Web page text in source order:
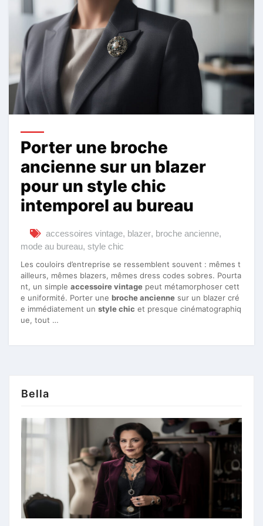
Porter une broche
ancienne sur un blazer
pour un style chic
intemporel au bureau
accessoires vintage, blazer, broche ancienne,
mode au bureau, style chic
Les couloirs d’entreprise se ressemblent souvent : mêmes t
ailleurs, mêmes blazers, mêmes dress codes sobres. Pourta
nt, un simple accessoire vintage peut métamorphoser cett
e uniformité. Porter une broche ancienne sur un blazer cré
e immédiatement un style chic et presque cinématographiq
ue, tout …
Bella